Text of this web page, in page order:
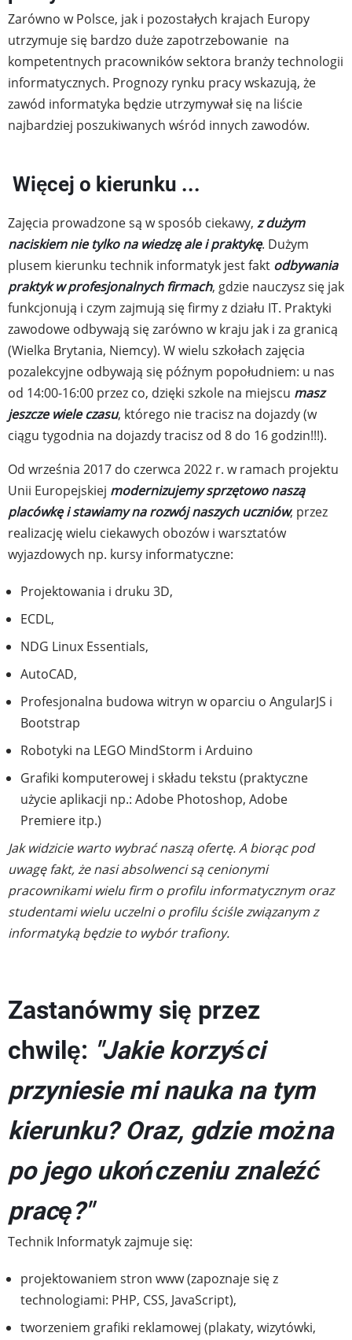
Zarówno w Polsce, jak i pozostałych krajach Europy
utrzymuje się bardzo duże zapotrzebowanie na
kompetentnych pracowników sektora branży technologii
informatycznych. Prognozy rynku pracy wskazują, że
zawód informatyka będzie utrzymywał się na liście
najbardziej poszukiwanych wśród innych zawodów.
Więcej o kierunku ...
Zajęcia prowadzone są w sposób ciekawy, z dużym
naciskiem nie tylko na wiedzę ale i praktykę. Dużym
plusem kierunku technik informatyk jest fakt odbywania
praktyk w profesjonalnych firmach, gdzie nauczysz się jak
funkcjonują i czym zajmują się firmy z działu IT. Praktyki
zawodowe odbywają się zarówno w kraju jak i za granicą
(Wielka Brytania, Niemcy). W wielu szkołach zajęcia
pozalekcyjne odbywają się późnym popołudniem: u nas
od 14:00-16:00 przez co, dzięki szkole na miejscu masz
jeszcze wiele czasu, którego nie tracisz na dojazdy (w
ciągu tygodnia na dojazdy tracisz od 8 do 16 godzin!!!).
Od września 2017 do czerwca 2022 r. w ramach projektu
Unii Europejskiej modernizujemy sprzętowo naszą
placówkę i stawiamy na rozwój naszych uczniów, przez
realizację wielu ciekawych obozów i warsztatów
wyjazdowych np. kursy informatyczne:
Projektowania i druku 3D,
ECDL,
NDG Linux Essentials,
AutoCAD,
Profesjonalna budowa witryn w oparciu o AngularJS i
Bootstrap
Robotyki na LEGO MindStorm i Arduino
Grafiki komputerowej i składu tekstu (praktyczne
użycie aplikacji np.: Adobe Photoshop, Adobe
Premiere itp.)
Jak widzicie warto wybrać naszą ofertę. A biorąc pod
uwagę fakt, że nasi absolwenci są cenionymi
pracownikami wielu firm o profilu informatycznym oraz
studentami wielu uczelni o profilu ściśle związanym z
informatyką będzie to wybór trafiony.
Zastanówmy się przez
chwilę: "Jakie korzyści
przyniesie mi nauka na tym
kierunku? Oraz, gdzie można
po jego ukończeniu znaleźć
pracę?"
Technik Informatyk zajmuje się:
projektowaniem stron www (zapoznaje się z
technologiami: PHP, CSS, JavaScript),
tworzeniem grafiki reklamowej (plakaty, wizytówki,